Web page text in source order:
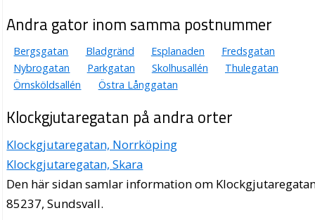
Andra gator inom samma postnummer
Bergsgatan Bladgränd Esplanaden
Fredsgatan
Nybrogatan
Parkgatan Skolhusallén
Thulegatan
Örnsköldsallén
Östra Långgatan
Klockgjutaregatan på andra orter
Klockgjutaregatan, Norrköping
Klockgjutaregatan, Skara
Den här sidan samlar information om
85237, Sundsvall.